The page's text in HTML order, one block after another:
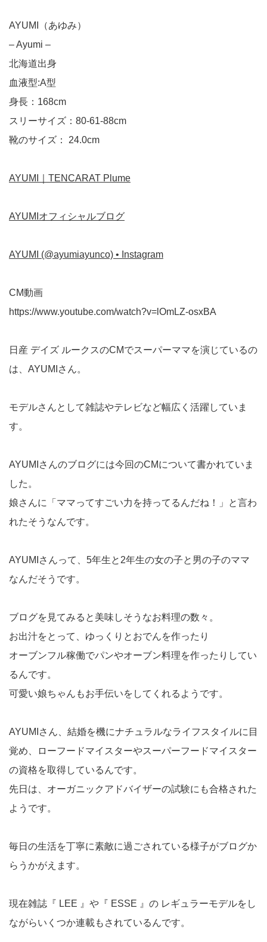
AYUMI（あゆみ）
– Ayumi –
北海道出身
血液型:A型
身長：168cm
スリーサイズ：80-61-88cm
靴のサイズ： 24.0cm
AYUMI｜TENCARAT Plume
AYUMIオフィシャルブログ
AYUMI (@ayumiayunco) • Instagram
CM動画
https://www.youtube.com/watch?v=lOmLZ-osxBA
日産 デイズ ルークスのCMでスーパーママを演じているの
は、AYUMIさん。
モデルさんとして雑誌やテレビなど幅広く活躍していま
す。
AYUMIさんのブログには今回のCMについて書かれていま
した。
娘さんに「ママってすごい力を持ってるんだね！」と言わ
れたそうなんです。
AYUMIさんって、5年生と2年生の女の子と男の子のママ
なんだそうです。
ブログを見てみると美味しそうなお料理の数々。
お出汁をとって、ゆっくりとおでんを作ったり
オーブンフル稼働でパンやオーブン料理を作ったりしてい
るんです。
可愛い娘ちゃんもお手伝いをしてくれるようです。
AYUMIさん、結婚を機にナチュラルなライフスタイルに目
覚め、ローフードマイスターやスーパーフードマイスター
の資格を取得しているんです。
先日は、オーガニックアドバイザーの試験にも合格された
ようです。
毎日の生活を丁寧に素敵に過ごされている様子がブログか
らうかがえます。
現在雑誌『 LEE 』や『 ESSE 』の レギュラーモデルをし
ながらいくつか連載もされているんです。